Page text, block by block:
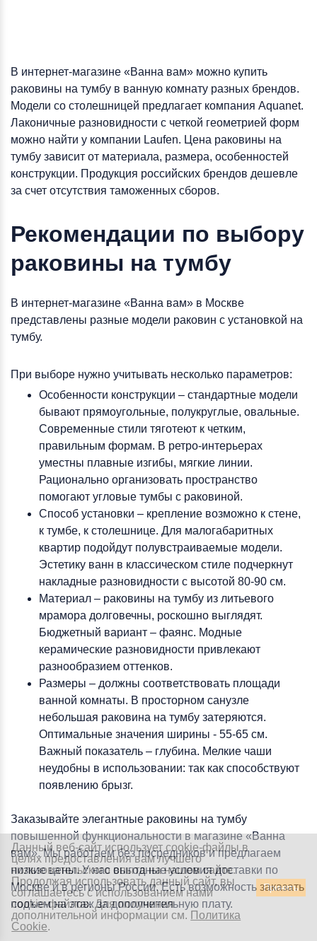
В интернет-магазине «Ванна вам» можно купить
раковины на тумбу в ванную комнату разных брендов.
Модели со столешницей предлагает компания Aquanet.
Лаконичные разновидности с четкой геометрией форм
можно найти у компании Laufen. Цена раковины на
тумбу зависит от материала, размера, особенностей
конструкции. Продукция российских брендов дешевле
за счет отсутствия таможенных сборов.
Рекомендации по выбору
раковины на тумбу
В интернет-магазине «Ванна вам» в Москве
представлены разные модели раковин с установкой на
тумбу.
При выборе нужно учитывать несколько параметров:
Особенности конструкции – стандартные модели
бывают прямоугольные, полукруглые, овальные.
Современные стили тяготеют к четким,
правильным формам. В ретро-интерьерах
уместны плавные изгибы, мягкие линии.
Рационально организовать пространство
помогают угловые тумбы с раковиной.
Способ установки – крепление возможно к стене,
к тумбе, к столешнице. Для малогабаритных
квартир подойдут полувстраиваемые модели.
Эстетику ванн в классическом стиле подчеркнут
накладные разновидности с высотой 80-90 см.
Материал – раковины на тумбу из литьевого
мрамора долговечны, роскошно выглядят.
Бюджетный вариант – фаянс. Модные
керамические разновидности привлекают
разнообразием оттенков.
Размеры – должны соответствовать площади
ванной комнаты. В просторном санузле
небольшая раковина на тумбу затеряются.
Оптимальные значения ширины - 55-65 см.
Важный показатель – глубина. Мелкие чаши
неудобны в использовании: так как способствуют
появлению брызг.
Заказывайте элегантные раковины на тумбу
повышенной функциональности в магазине «Ванна
вам». Мы работаем без посредников и предлагаем
низкие цены. У нас выгодные условия доставки по
Москве и в регионы России. Есть возможность заказать
подъем на этаж за дополнительную плату.
Заказать звонок
+7 (929) 551-70-07
Ежедневно 9:00-20:00
Данный веб-сайт использует cookie-файлы в
целях предоставления вам лучшего
пользовательского опыта на нашем сайте.
Продолжая использовать данный сайт, вы
соглашаетесь с использованием нами
cookie-файлов. Для получения
дополнительной информации см. Политика
Cookie.
Принять